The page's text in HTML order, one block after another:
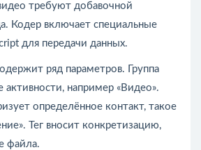
требуют добавочной
Кодер включает специальные
для передачи данных.
ряд параметров. Группа
активности, например «Видео».
определённое контакт, такое
Тег вносит конкретизацию,
файла.